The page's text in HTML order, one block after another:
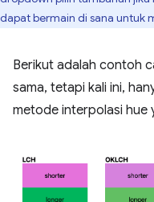
dapat bermain di sana untuk
Berikut adalah contoh
sama, tetapi kali ini,
metode interpolasi hue